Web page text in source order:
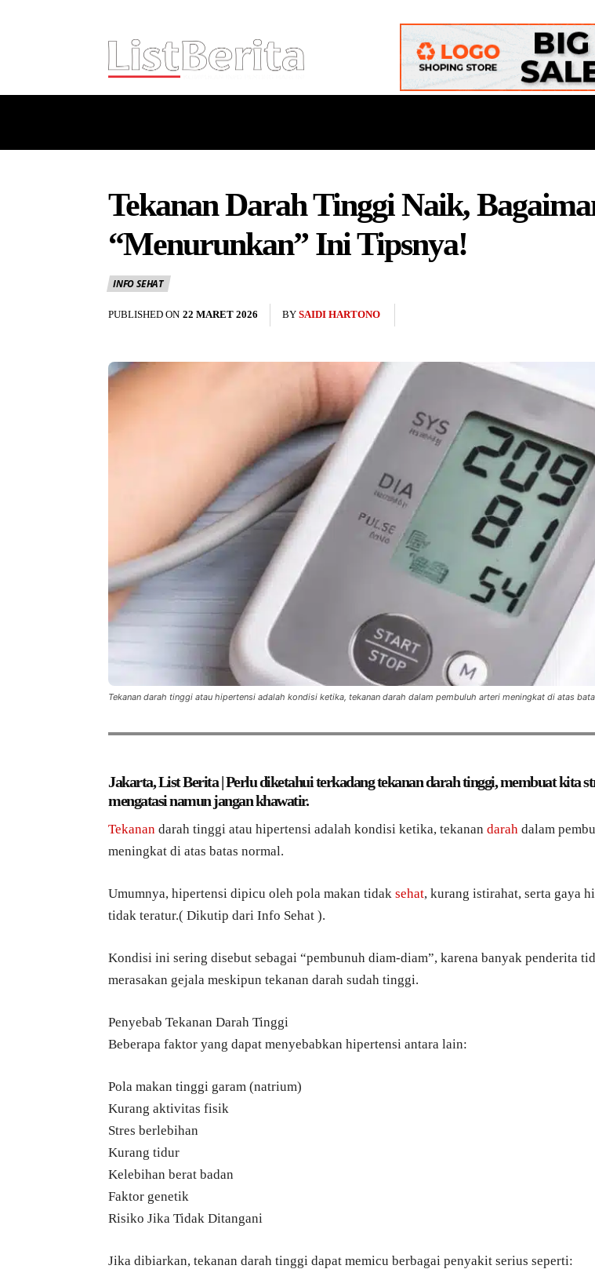
Tekanan Darah Tinggi Naik,
“Menurunkan” Ini Tipsnya!
INFO SEHAT
PUBLISHED ON 22 MARET 2026 BY SAIDI HARTONO
Tekanan darah tinggi atau hipertensi adalah kondisi ketika, tekanan darah dalam pembuluh arteri meningkat di atas
Jakarta, List Berita | Perlu diketahui terkadang tekanan darah tinggi, membuat kita
mengatasi namun jangan khawatir.
Tekanan darah tinggi atau hipertensi adalah kondisi ketika, tekanan darah dalam
meningkat di atas batas normal.
Umumnya, hipertensi dipicu oleh pola makan tidak sehat, kurang istirahat, serta gaya
tidak teratur.( Dikutip dari Info Sehat ).
Kondisi ini sering disebut sebagai “pembunuh diam-diam”, karena banyak penderita
merasakan gejala meskipun tekanan darah sudah tinggi.
Penyebab Tekanan Darah Tinggi
Beberapa faktor yang dapat menyebabkan hipertensi antara lain:
Pola makan tinggi garam (natrium)
Kurang aktivitas fisik
Stres berlebihan
Kurang tidur
Kelebihan berat badan
Faktor genetik
Risiko Jika Tidak Ditangani
Jika dibiarkan, tekanan darah tinggi dapat memicu berbagai penyakit serius seperti: